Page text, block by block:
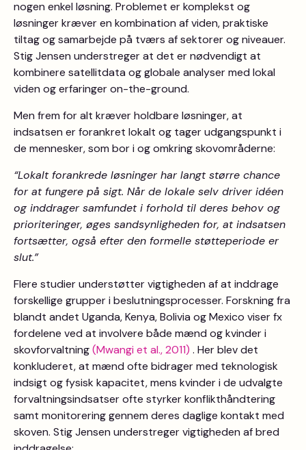
nogen enkel løsning. Problemet er komplekst og
løsninger kræver en kombination af viden, praktiske
tiltag og samarbejde på tværs af sektorer og niveauer.
Stig Jensen understreger at det er nødvendigt at
kombinere satellitdata og globale analyser med lokal
viden og erfaringer on-the-ground.
Men frem for alt kræver holdbare løsninger, at
indsatsen er forankret lokalt og tager udgangspunkt i
de mennesker, som bor i og omkring skovområderne:
“Lokalt forankrede løsninger har langt større chance
for at fungere på sigt. Når de lokale selv driver idéen
og inddrager samfundet i forhold til deres behov og
prioriteringer, øges sandsynligheden for, at indsatsen
fortsætter, også efter den formelle støtteperiode er
slut.”
Flere studier understøtter vigtigheden af at inddrage
forskellige grupper i beslutningsprocesser. Forskning fra
blandt andet Uganda, Kenya, Bolivia og Mexico viser fx
fordelene ved at involvere både mænd og kvinder i
skovforvaltning(Mwangi et al., 2011) . Her blev det
konkluderet, at mænd ofte bidrager med teknologisk
indsigt og fysisk kapacitet, mens kvinder i de udvalgte
forvaltningsindsatser ofte styrker konflikthåndtering
samt monitorering gennem deres daglige kontakt med
skoven. Stig Jensen understreger vigtigheden af bred